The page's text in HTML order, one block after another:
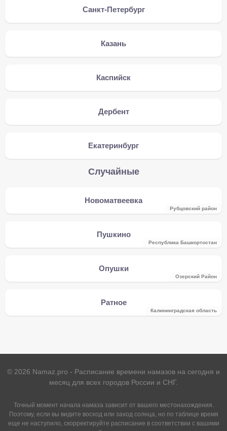
Санкт-Петербург
Казань
Каспийск
Дербент
Екатеринбург
Случайные
Новоматвеевка
Рубцовский район
Пушкино
Республика Башкортостан
Опушки
Озерский Район
Ратное
Калининградская область
© 2026 Namaz.pro - Расписание времени намазов на сегодня и
месяц для всех городов России и СНГ.
Точный момент начала намаза зависит от вашего местонахождения.
Поэтому, если вы видите восход или заход солнца, но по таблице время
еще не наступило, скорректируйте расписание в соответствии с вашими